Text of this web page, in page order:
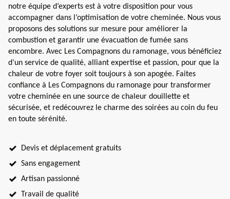
notre équipe d’experts est à votre disposition pour vous
accompagner dans l’optimisation de votre cheminée. Nous vous
proposons des solutions sur mesure pour améliorer la
combustion et garantir une évacuation de fumée sans
encombre. Avec Les Compagnons du ramonage, vous bénéficiez
d’un service de qualité, alliant expertise et passion, pour que la
chaleur de votre foyer soit toujours à son apogée. Faites
confiance à Les Compagnons du ramonage pour transformer
votre cheminée en une source de chaleur douillette et
sécurisée, et redécouvrez le charme des soirées au coin du feu
en toute sérénité.
Devis et déplacement gratuits
Sans engagement
Artisan passionné
Travail de qualité